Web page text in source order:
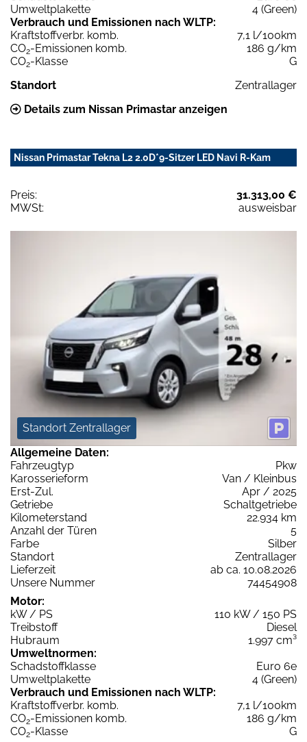
Umweltplakette
4 (Green)
Verbrauch und Emissionen nach WLTP:
Kraftstoffverbr. komb.
7,1 l/100km
CO2-Emissionen komb.
186 g/km
CO2-Klasse
G
Standort
Zentrallager
Details zum Nissan Primastar anzeigen
Nissan Primastar Tekna L2 2.0D*9-Sitzer LED Navi R-Kam
Preis:
31.313,00 €
MWSt:
ausweisbar
Standort Zentrallager
Allgemeine Daten:
Fahrzeugtyp
Pkw
Karosserieform
Van / Kleinbus
Erst-Zul.
Apr / 2025
Getriebe
Schaltgetriebe
Kilometerstand
22.934 km
Anzahl der Türen
5
Farbe
Silber
Standort
Zentrallager
Lieferzeit
ab ca. 10.08.2026
Unsere Nummer
74454908
Motor:
kW / PS
110 kW / 150 PS
Treibstoff
Diesel
Hubraum
1.997 cm³
Umweltnormen:
Schadstoffklasse
Euro 6e
Umweltplakette
4 (Green)
Verbrauch und Emissionen nach WLTP:
Kraftstoffverbr. komb.
7,1 l/100km
CO2-Emissionen komb.
186 g/km
CO2-Klasse G